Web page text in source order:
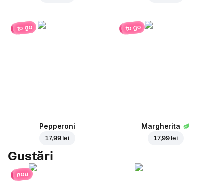
to go
Pepperoni
17,99 lei
to go
Margherita
17,99 lei
Gustări
nou